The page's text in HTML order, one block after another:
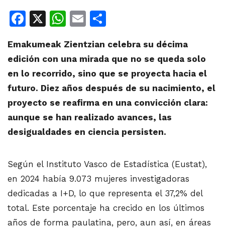
Facebook
X WhatsApp
Email
Emakumeak Zientzian celebra su décima
edición con una mirada que no se queda solo
en lo recorrido, sino que se proyecta hacia el
futuro. Diez años después de su nacimiento, el
proyecto se reafirma en una convicción clara:
aunque se han realizado avances, las
desigualdades en ciencia persisten.
Según el Instituto Vasco de Estadística (Eustat),
en 2024 había 9.073 mujeres investigadoras
dedicadas a I+D, lo que representa el 37,2% del
total. Este porcentaje ha crecido en los últimos
años de forma paulatina, pero, aun así, en áreas